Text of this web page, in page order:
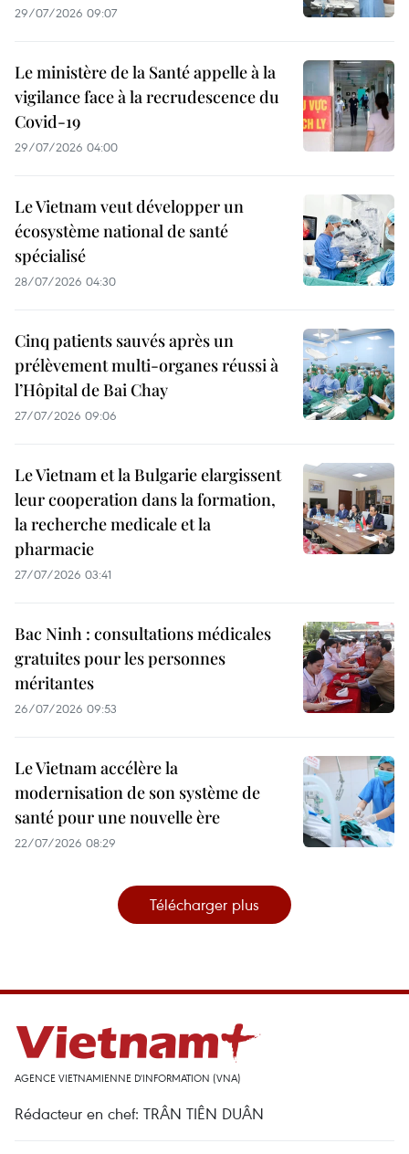
29/07/2026 09:07
Le ministère de la Santé appelle à la
vigilance face à la recrudescence du
Covid-19
29/07/2026 04:00
Le Vietnam veut développer un
écosystème national de santé
spécialisé
28/07/2026 04:30
Cinq patients sauvés après un
prélèvement multi-organes réussi à
l’Hôpital de Bai Chay
27/07/2026 09:06
Le Vietnam et la Bulgarie elargissent
leur cooperation dans la formation,
la recherche medicale et la
pharmacie
27/07/2026 03:41
Bac Ninh : consultations médicales
gratuites pour les personnes
méritantes
26/07/2026 09:53
Le Vietnam accélère la
modernisation de son système de
santé pour une nouvelle ère
22/07/2026 08:29
Télécharger plus
AGENCE VIETNAMIENNE D'INFORMATION (VNA)
Rédacteur en chef: TRÂN TIÊN DUÂN